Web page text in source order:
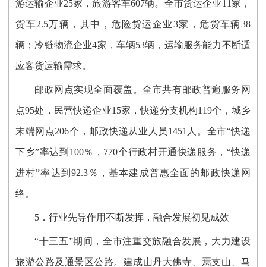
游运输企业25家，旅游客车607辆。全市货运企业11家，
货车2.5万辆，其中，危险货运企业3家，危货车辆38
辆；冷链物流企业4家，车辆53辆，运输服务能力不断适
应客货运输需求。
邮政网点实现全面覆盖。全市共有邮政普遍服务网
点95处，民营快递企业15家，快递分支机构119个，城乡
末端网点206个，邮政快递从业人员1451人。全市“快递
下乡”率达到100％，770个行政村开通快递服务，“快递
进村”率达到92.3％，基本建成普惠全面的邮政快递网
络。
5．行业先导作用不断发挥，融合发展初见成效
“十三五”期间，全市注重交旅融合发展，大力建设
旅游公路及通景区公路。建成山丹大佛寺、焉支山、马